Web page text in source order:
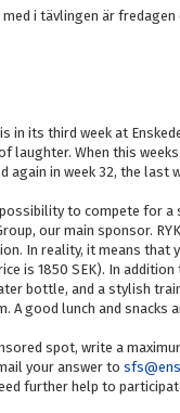
i tävlingen är fredagen
is in its third week at
laughter. When this
again in week 32, the last
to compete for
our main sponsor.
In reality, it means that
is 1850 SEK). In
bottle, and a stylish
A good lunch and snacks
spot, write a
your answer to
further help to